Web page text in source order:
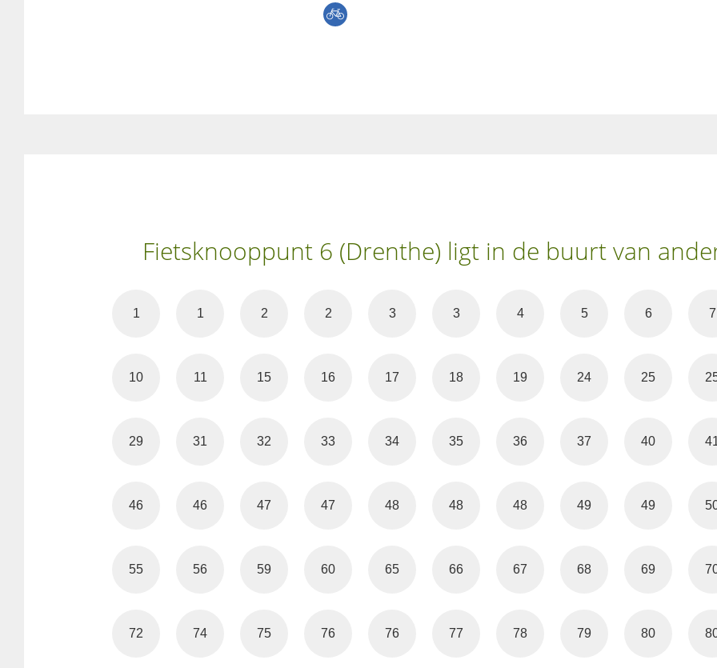
Fietsknooppunt 6 (Drenthe) ligt in de buurt van
1 1 2 2 3 3 4 5 6 7
10 11 15 16 17 18 19 24 25
29 31 32 33 34 35 36 37 40
46 46 47 47 48 48 48 49 49
55 56 59 60 65 66 67 68 69
72 74 75 76 76 77 78 79 80